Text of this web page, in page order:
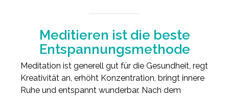
Meditieren ist die beste
Entspannungsmethode
Meditation ist generell gut für die Gesundheit, regt
Kreativität an, erhöht Konzentration, bringt innere
Ruhe und entspannt wunderbar. Nach dem